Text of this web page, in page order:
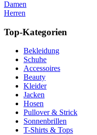
Damen
Herren
Top-Kategorien
Bekleidung
Schuhe
Accessoires
Beauty
Kleider
Jacken
Hosen
Pullover & Strick
Sonnenbrillen
T-Shirts & Tops